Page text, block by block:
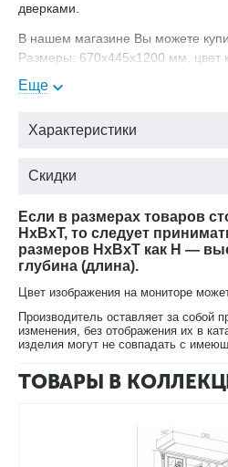
дверками.
В нашем магазине Вы можете
Размеры: 670х445х1200 мм, цвет
доставкой.
Еще
Характеристики
Скидки
Если в размерах товаров
HxBxT, то следует
размеров HxBxT как H —
глубина (длина).
Цвет изображения на мониторе
Производитель оставляет за собой
изменения, без отображения их в
изделия могут не совпадать с
ТОВАРЫ В